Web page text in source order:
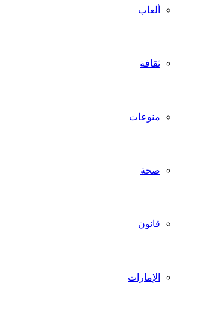
ألعاب
ثقافة
منوعات
صحة
قانون
الإمارات